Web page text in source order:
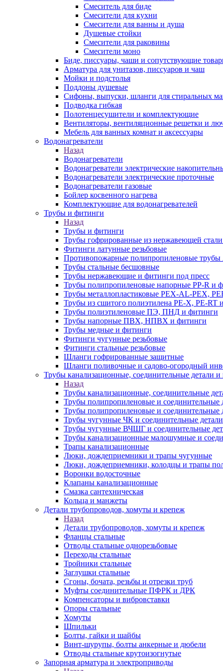
Смеситель для биде
Смесители для кухни
Смесители для ванны и душа
Душевые стойки
Смесители для раковины
Смесители моно
Биде, писсуары, чаши и сопутствующие
Арматура для унитазов, писсуаров и чаш
Мойки и подстолья
Поддоны душевые
Сифоны, выпуски, шланги для стиральных
Подводка гибкая
Полотенцесушители и комплектующие
Вентиляторы, вентиляционные решетки и
Мебель для ванных комнат и аксессуары
Водонагреватели
Назад
Водонагреватели
Водонагреватели электрические
Водонагреватели электрические проточные
Водонагреватели газовые
Бойлер косвенного нагрева
Комплектующие для водонагревателей
Трубы и фитинги
Назад
Трубы и фитинги
Трубы гофрированные из нержавеющей
Фитинги латунные резьбовые
Противопожарные полипропиленовые
Трубы стальные бесшовные
Трубы нержавеющие и фитинги под пресс
Трубы полипропиленовые напорные PP-R и
Трубы металлопластиковые PEX-AL-PEX,
Трубы из сшитого полиэтилена PE-X, PE-RT
Трубы полиэтиленовые ПЭ, ПНД и фитинги
Трубы напорные ПВХ, НПВХ и фитинги
Трубы медные и фитинги
Фитинги чугунные резьбовые
Фитинги стальные резьбовые
Шланги гофрированные защитные
Шланги поливочные и садово-огородный
Трубы канализационные, соединительные детали и
Назад
Трубы канализационные, соединительные
Трубы полипропиленовые и соединительные
Трубы полипропиленовые и соединительные
Трубы чугунные ЧК и соединительные детали
Трубы чугунные ВЧШГ и соединительные
Трубы канализационные малошумные и
Трапы канализационные
Люки, дождеприемники и трапы чугунные
Люки, дождеприемники, колодцы и трапы
Воронки водосточные
Клапаны канализационные
Смазка сантехническая
Кольца и манжеты
Детали трубопроводов, хомуты и крепеж
Назад
Детали трубопроводов, хомуты и крепеж
Фланцы стальные
Отводы стальные однорезьбовые
Переходы стальные
Тройники стальные
Заглушки стальные
Сгоны, бочата, резьбы и отрезки труб
Муфты соединительные ПФРК и ДРК
Компенсаторы и вибровставки
Опоры стальные
Хомуты
Шпильки
Болты, гайки и шайбы
Винт-шурупы, болты анкерные и дюбели
Отводы стальные крутоизогнутые
Запорная арматура и электроприводы